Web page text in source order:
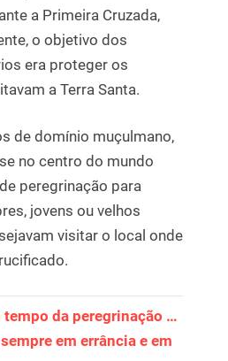
a Primeira Cruzada,
o objetivo dos
era proteger os
a Terra Santa.
de domínio muçulmano,
no centro do mundo
peregrinação para
jovens ou velhos
visitar o local onde
tempo da peregrinação …
em errância e em